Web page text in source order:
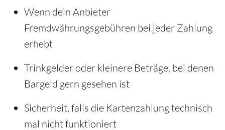
Wenn dein Anbieter
Fremdwährungsgebühren bei jeder Zahlung
erhebt
Trinkgelder oder kleinere Beträge, bei denen
Bargeld gern gesehen ist
Sicherheit, falls die Kartenzahlung technisch
mal nicht funktioniert